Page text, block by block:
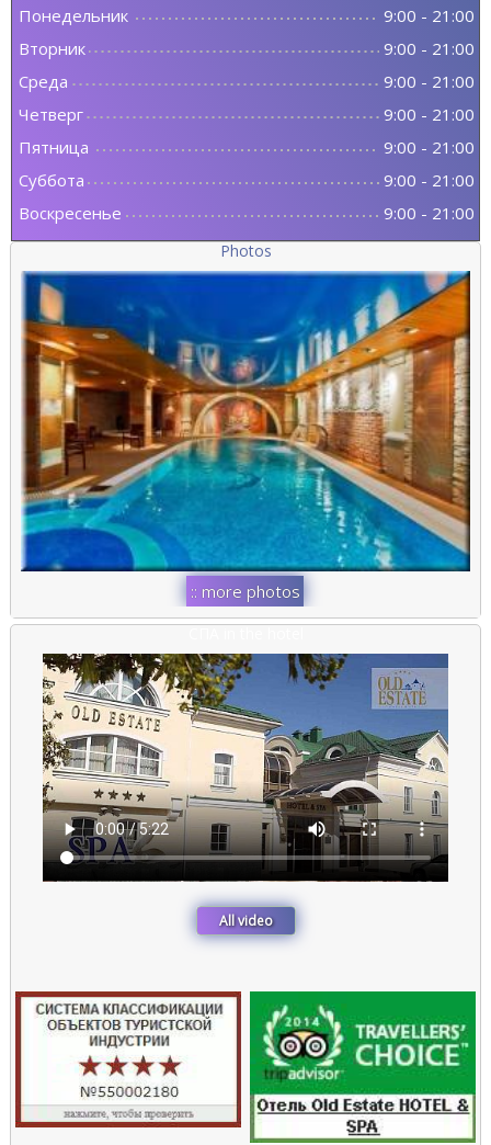
Понедельник 9:00 - 21:00
Вторник
9:00 - 21:00
Среда
9:00 - 21:00
Четверг
9:00 - 21:00
Пятница
9:00 - 21:00
Суббота
9:00 - 21:00
Воскресенье
9:00 - 21:00
Photos
:: more photos
::
All video